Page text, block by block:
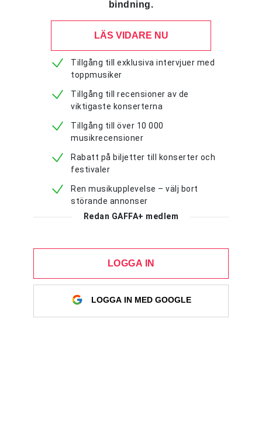
bindning.
LÄS VIDARE NU
Tillgång till exklusiva intervjuer med
toppmusiker
Tillgång till recensioner av de
viktigaste konserterna
Tillgång till över 10 000
musikrecensioner
Rabatt på biljetter till konserter och
festivaler
Ren musikupplevelse – välj bort
störande annonser
Redan GAFFA+ medlem
LOGGA IN
LOGGA IN MED GOOGLE